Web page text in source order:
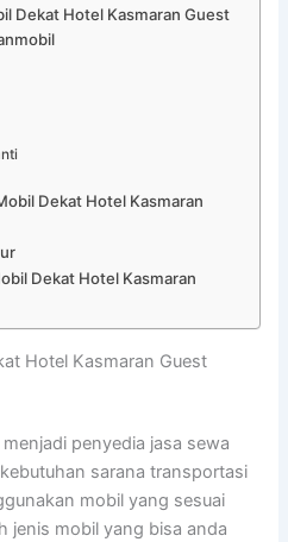
Dekat Hotel Kasmaran Guest
Dekat Hotel Kasmaran
Dekat Hotel Kasmaran
Hotel Kasmaran Guest
penyedia jasa sewa
sarana transportasi
mobil yang sesuai
jenis mobil yang bisa anda